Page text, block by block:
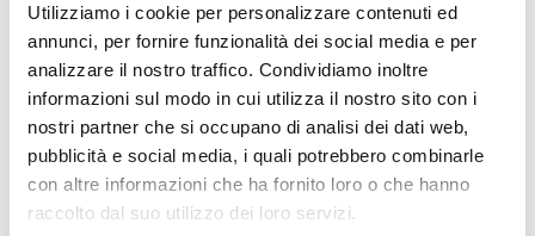
Utilizziamo i cookie per personalizzare contenuti ed
annunci, per fornire funzionalità dei social media e per
analizzare il nostro traffico. Condividiamo inoltre
informazioni sul modo in cui utilizza il nostro sito con i
nostri partner che si occupano di analisi dei dati web,
pubblicità e social media, i quali potrebbero combinarle
con altre informazioni che ha fornito loro o che hanno
raccolto dal suo utilizzo dei loro servizi.